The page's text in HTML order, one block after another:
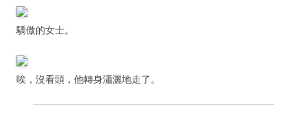
驕傲的女士。
唉，沒看頭，他轉身瀟灑地走了。